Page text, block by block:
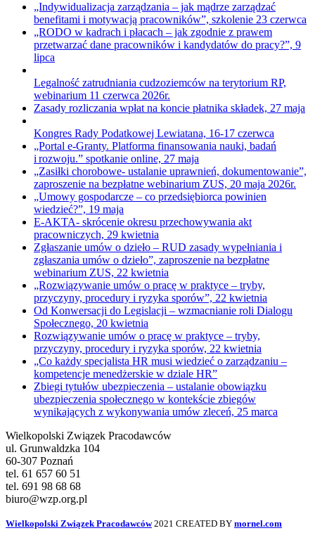
„Indywidualizacja zarządzania – jak mądrze zarządzać
benefitami i motywacją pracowników”, szkolenie 23 czerwca
„RODO w kadrach i płacach – jak zgodnie z prawem
przetwarzać dane pracowników i kandydatów do pracy?”, 9
lipca
Legalność zatrudniania cudzoziemców na terytorium RP,
webinarium 11 czerwca 2026r.
Zasady rozliczania wpłat na koncie płatnika składek, 27 maja
Kongres Rady Podatkowej Lewiatana, 16-17 czerwca
„Portal e-Granty. Platforma finansowania nauki, badań
i rozwoju.” spotkanie online, 27 maja
„Zasiłki chorobowe- ustalanie uprawnień, dokumentowanie”,
zaproszenie na bezpłatne webinarium ZUS, 20 maja 2026r.
„Umowy gospodarcze – co przedsiębiorca powinien
wiedzieć?”, 19 maja
E-AKTA- skrócenie okresu przechowywania akt
pracowniczych, 29 kwietnia
Zgłaszanie umów o dzieło – RUD zasady wypełniania i
zgłaszania umów o dzieło”, zaproszenie na bezpłatne
webinarium ZUS, 22 kwietnia
„Rozwiązywanie umów o pracę w praktyce – tryby,
przyczyny, procedury i ryzyka sporów”, 22 kwietnia
Od Konwersacji do Legislacji – wzmacnianie roli Dialogu
Społecznego, 20 kwietnia
Rozwiązywanie umów o pracę w praktyce – tryby,
przyczyny, procedury i ryzyka sporów, 22 kwietnia
„Co każdy specjalista HR musi wiedzieć o zarządzaniu –
kompetencje menedżerskie w dziale HR”
Zbiegi tytułów ubezpieczenia – ustalanie obowiązku
ubezpieczenia społecznego w kontekście zbiegów
wynikających z wykonywania umów zleceń, 25 marca
Wielkopolski Związek Pracodawców
ul. Grunwaldzka 104
60-307 Poznań
tel. 61 657 60 51
tel. 691 98 68 68
biuro@wzp.org.pl
Wielkopolski Związek Pracodawców 2021 CREATED BY mornel.com